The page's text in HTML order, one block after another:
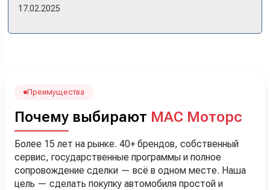
же день купили машину! Неожиданно, но довольны! Все
менеджеру Сергею, профессионал своего дела!
17.02.2025
Преимущества
Почему выбирают МАС Моторс
Более 15 лет на рынке. 40+ брендов, собственный
сервис, государственные программы и полное
сопровождение сделки — всё в одном месте. Наша
цель — сделать покупку автомобиля простой и